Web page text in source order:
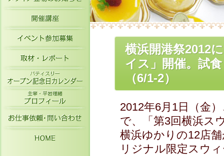
開催講座
イベント参加募集
取材・レポート
パティスリーオープン記念日カレン
お仕事依頼・お問い合わせ
横浜開港祭2012
イス」開催。試
（6/1-2）
2012年6月1日（金
で、「第3回横浜ス
横浜ゆかりの12店
リジナル限定スウ